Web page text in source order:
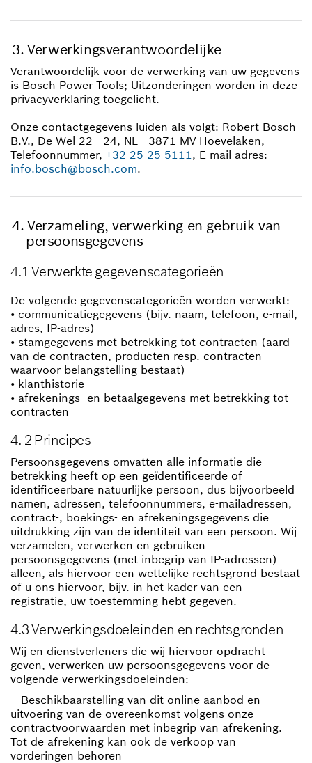
Verwerkingsverantwoordelijke
Verantwoordelijk voor de verwerking van uw gegevens
is Bosch Power Tools; Uitzonderingen worden in deze
privacyverklaring toegelicht.
Onze contactgegevens luiden als volgt: Robert Bosch
B.V., De Wel 22 - 24, NL - 3871 MV Hoevelaken,
Telefoonnummer, +32 25 25 5111, E-mail adres:
info.bosch@bosch.com.
Verzameling, verwerking en gebruik van
persoonsgegevens
4.1 Verwerkte gegevenscategorieën
De volgende gegevenscategorieën worden verwerkt:
• communicatiegegevens (bijv. naam, telefoon, e-mail,
adres, IP-adres)
• stamgegevens met betrekking tot contracten (aard
van de contracten, producten resp. contracten
waarvoor belangstelling bestaat)
• klanthistorie
• afrekenings- en betaalgegevens met betrekking tot
contracten
4. 2 Principes
Persoonsgegevens omvatten alle informatie die
betrekking heeft op een geïdentificeerde of
identificeerbare natuurlijke persoon, dus bijvoorbeeld
namen, adressen, telefoonnummers, e-mailadressen,
contract-, boekings- en afrekeningsgegevens die
uitdrukking zijn van de identiteit van een persoon. Wij
verzamelen, verwerken en gebruiken
persoonsgegevens (met inbegrip van IP-adressen)
alleen, als hiervoor een wettelijke rechtsgrond bestaat
of u ons hiervoor, bijv. in het kader van een
registratie, uw toestemming hebt gegeven.
4.3 Verwerkingsdoeleinden en rechtsgronden
Wij en dienstverleners die wij hiervoor opdracht
geven, verwerken uw persoonsgegevens voor de
volgende verwerkingsdoeleinden:
– Beschikbaarstelling van dit online-aanbod en
uitvoering van de overeenkomst volgens onze
contractvoorwaarden met inbegrip van afrekening.
Tot de afrekening kan ook de verkoop van
vorderingen behoren